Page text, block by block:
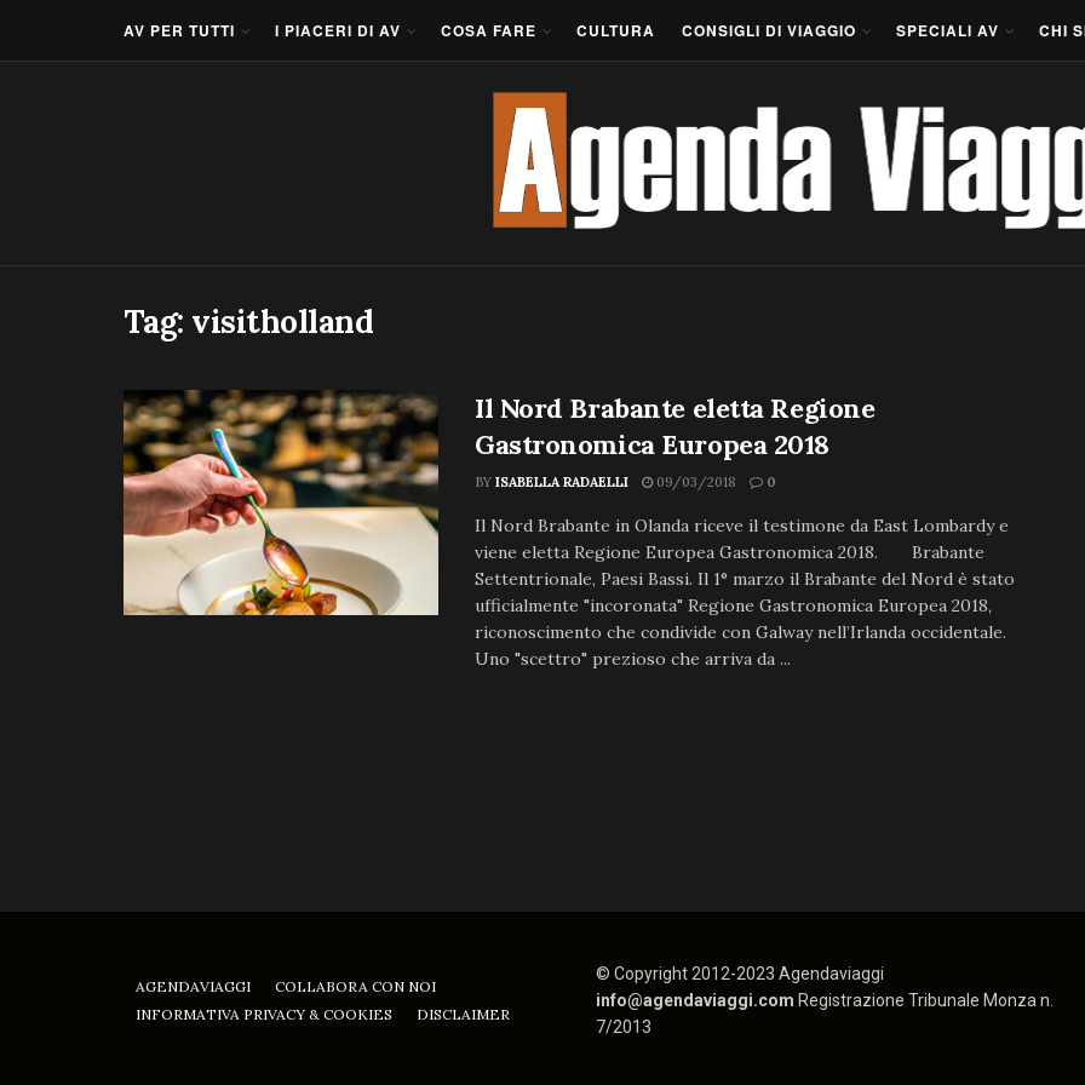
AV PER TUTTI I PIACERI DI AV COSA FARE CULTURA CONSIGLI DI VIAGGIO SPECIALI AV CHI
Tag: visitholland
Il Nord Brabante eletta Regione
Gastronomica Europea 2018
BY ISABELLA RADAELLI 09/03/2018 0
Il Nord Brabante in Olanda riceve il testimone da East Lombardy e
viene eletta Regione Europea Gastronomica 2018. Brabante
Settentrionale, Paesi Bassi. Il 1° marzo il Brabante del Nord è stato
ufficialmente "incoronata" Regione Gastronomica Europea 2018,
riconoscimento che condivide con Galway nell’Irlanda occidentale.
Uno "scettro" prezioso che arriva da ...
AGENDAVIAGGI
COLLABORA CON NOI
INFORMATIVA PRIVACY & COOKIES
DISCLAIMER
© Copyright 2012-2023 Agendaviaggi
info@agendaviaggi.com Registrazione Tribunale Monza n.
7/2013